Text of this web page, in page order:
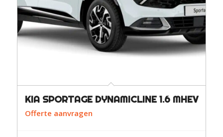
KIA SPORTAGE DYNAMICLINE 1.6 MHEV
Offerte aanvragen